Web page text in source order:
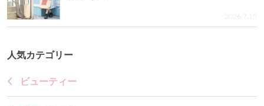
2026.7.15
人気カテゴリー
ビューティー